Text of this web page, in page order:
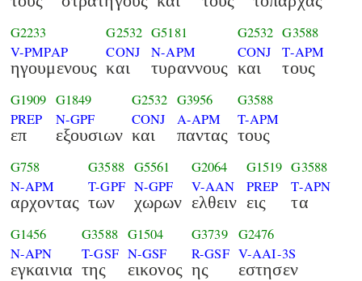
G2233
V-PMPAP
ηγουμενους
G2532
CONJ
και
G5181
N-APM
τυραννους
G2532
CONJ
και
G3588
T-APM
τους
G1909
PREP
επ
G1849
N-GPF
εξουσιων
G2532
CONJ
και
G3956
A-APM
παντας
G3588
T-APM
τους
G758
N-APM
αρχοντας
G3588
T-GPF
των
G5561
N-GPF
χωρων
G2064
V-AAN
ελθειν
G1519
PREP
εις
G3588
T-APN
τα
G1456
N-APN
εγκαινια
G3588
T-GSF
της
G1504
N-GSF
εικονος
G3739
R-GSF
ης
G2476
V-AAI-3S
εστησεν